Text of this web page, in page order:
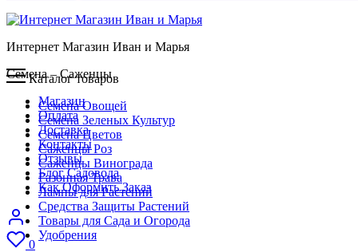
Интернет Магазин Иван и Марья
Семена – Саженцы
Магазин
Оплата
Доставка
Контакты
Отзывы
Блог Садовода
Как Оформить Заказ
0
Каталог товаров
Семена Овощей
Семена Зеленых Культур
Семена Цветов
Саженцы Роз
Саженцы Винограда
Газонная Трава
Лампы для Растений
Средства Защиты Растений
Товары для Сада и Огорода
Удобрения